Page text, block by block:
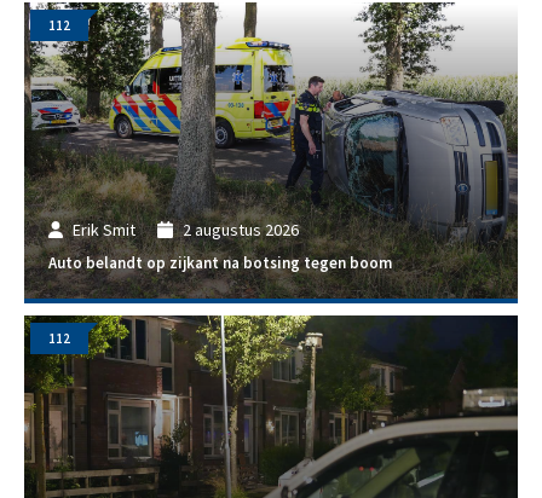
Erik Smit 2 augustus 2026
Auto belandt op zijkant na botsing tegen boom
112
112